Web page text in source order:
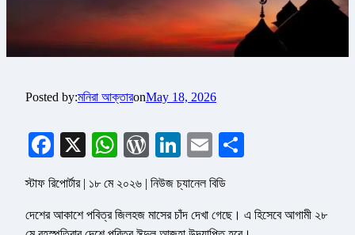
Posted by:মনিরা আক্তারonMay 18, 2026
Facebook
X WhatsApp
WordPress
LinkedIn
Email
স্টাফ রিপোর্টার | ১৮ মে ২০২৬ | নিউজ চ্যানেল বিডি
দেশের আকাশে পবিত্র জিলহজ মাসের চাঁদ দেখা গেছে। এ হিসেবে আগামী ২৮